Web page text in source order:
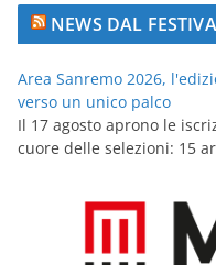
NEWS DAL
Area Sanremo 2026,
verso un unico palco
Il 17 agosto aprono le
cuore delle selezioni: 15